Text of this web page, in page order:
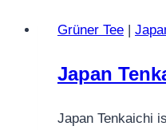
Grüner Tee |
Japan
Japan Tenkaichi